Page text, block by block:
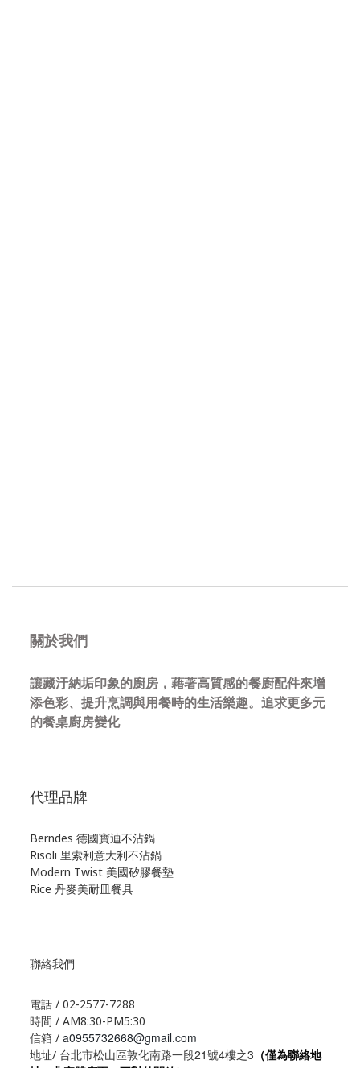
關於我們
讓藏汙納垢印象的廚房，藉著高質感的餐廚配件來增
添色彩、提升烹調與用餐時的生活樂趣。追求更多元
的餐桌廚房變化
代理品牌
Berndes 德國寶迪不沾鍋
Risoli 里索利意大利不沾鍋
Modern Twist 美國矽膠餐墊
Rice 丹麥美耐皿餐具
聯絡我們
電話 / 02-2577-7288
時間 / AM8:30-PM5:30
信箱 / a0955732668@gmail.com
地址/ 台北市松山區敦化南路一段21號4樓之3 （僅為聯絡地